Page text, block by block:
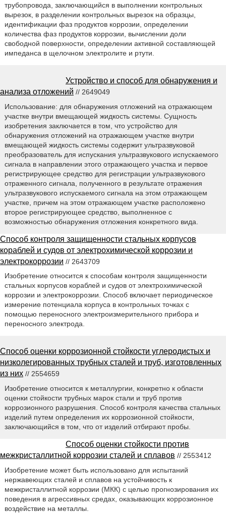
трубопровода, заключающийся в выполнении контрольных
вырезок, в разделении контрольных вырезок на образцы,
идентификации фаз продуктов коррозии, определении
количества фаз продуктов коррозии, вычислении доли
свободной поверхности, определении активной составляющей
импеданса в щелочном электролите и ртути.
Устройство и способ для обнаружения и
анализа отложений // 2649049
Использование: для обнаружения отложений на отражающем
участке внутри вмещающей жидкость системы. Сущность
изобретения заключается в том, что устройство для
обнаружения отложений на отражающем участке внутри
вмещающей жидкость системы содержит ультразвуковой
преобразователь для испускания ультразвукового испускаемого
сигнала в направлении этого отражающего участка и первое
регистрирующее средство для регистрации ультразвукового
отраженного сигнала, полученного в результате отражения
ультразвукового испускаемого сигнала на этом отражающем
участке, причем на этом отражающем участке расположено
второе регистрирующее средство, выполненное с
возможностью обнаружения отложения конкретного вида.
Способ контроля защищенности стальных корпусов
кораблей и судов от электрохимической коррозии и
электрокоррозии // 2643709
Изобретение относится к способам контроля защищенности
стальных корпусов кораблей и судов от электрохимической
коррозии и электрокоррозии. Способ включает периодическое
измерение потенциала корпуса в контрольных точках с
помощью переносного электроизмерительного прибора и
переносного электрода.
Способ оценки коррозионной стойкости углеродистых и
низколегированных трубных сталей и труб, изготовленных
из них // 2554659
Изобретение относится к металлургии, конкретно к области
оценки стойкости трубных марок стали и труб против
коррозионного разрушения. Способ контроля качества стальных
изделий путем определения их коррозионной стойкости,
заключающийся в том, что от изделий отбирают пробы.
Способ оценки стойкости против
межкристаллитной коррозии сталей и сплавов // 2553412
Изобретение может быть использовано для испытаний
нержавеющих сталей и сплавов на устойчивость к
межкристаллитной коррозии (МКК) с целью прогнозирования их
поведения в агрессивных средах, оказывающих коррозионное
воздействие на металлы.